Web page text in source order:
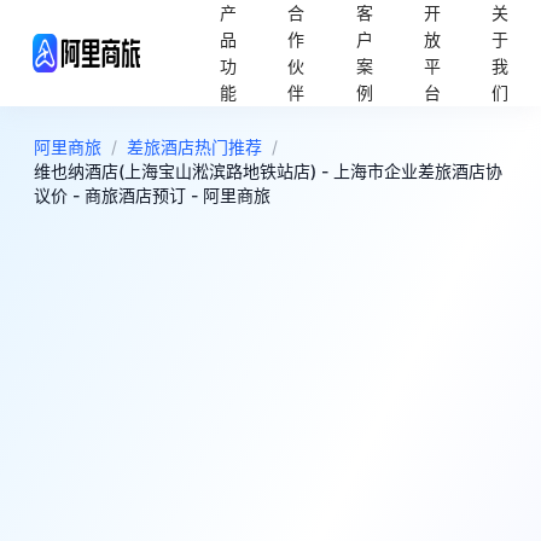
产
品
功
能
合
作
伙
伴
客
户
案
例
开
放
平
台
关
于
我
们
阿里商旅 / 差旅酒店热门推荐 /
维也纳酒店(上海宝山淞滨路地铁站店) - 上海市企业差旅酒店协
议价 - 商旅酒店预订 - 阿里商旅